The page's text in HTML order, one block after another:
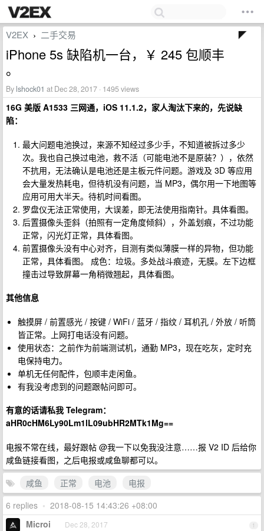
V2EX › 二手交易
iPhone 5s 缺陷机一台，￥ 245 包顺丰
。
By lshock01 at Dec 28, 2017 · 1495 views
16G 美版 A1533 三网通，iOS 11.1.2，家人淘汰下来的，先说缺
陷：
最大问题电池换过，来源不知经过多少手，不知道被拆过多少
次。我也自己换过电池，救不活（可能电池不是原装？），依然
不抗用，无法确认是电池还是主板元件问题。游戏及 3D 等应用
会大量发热耗电，但待机没有问题，当 MP3，偶尔用一下地图等
应用可用大半天。待机时间看图。
罗盘仪无法正常使用，大误差，即无法使用指南针。具体看图。
后置摄像头歪斜（拍照有一定角度倾斜），外盖划痕，不过功能
正常，闪光灯正常，具体看图。
前置摄像头没有中心对齐，目测有类似薄膜一样的异物，但功能
正常，具体看图。 成色：垃圾。多处战斗痕迹，无膜。左下边框
撞击过导致屏幕一角稍微翘起，具体看图。
其他信息
触摸屏 / 前置感光 / 按键 / WiFi / 蓝牙 / 指纹 / 耳机孔 / 外放 / 听筒
皆正常。上网打电话没有问题。
使用状态：之前作为前端测试机，通勤 MP3，现在吃灰，定时充
电保持电力。
单机无任何配件，包顺丰走闲鱼。
有我没考虑到的问题跟帖问即可。
有意的话请私我 Telegram：
aHR0cHM6Ly90Lm1lL09ubHR2MTk1Mg==
电报不常在线，最好跟帖 @我一下以免我没注意……报 V2 ID 后给你
咸鱼链接看图，之后电报或咸鱼聊都可以。
咸鱼
正常 电池
电报
6 replies • 2018-08-15 14:43:26 +08:00
1
Microi Dec 28, 2017